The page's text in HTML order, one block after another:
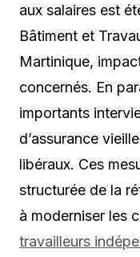
aux salaires est
Bâtiment et
Martinique,
concernés. En
importants
d’assurance
libéraux. Ces
structurée de la
à moderniser les
travailleurs